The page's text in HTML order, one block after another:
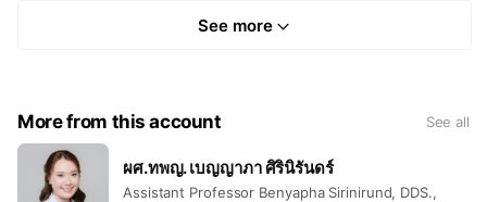
- Master of Science in Periodontics
See more
More from this account See all
ผศ.ทพญ. เบญญาภา ศิรินิรันดร์
Assistant Professor Benyapha Sirinirund, DDS.,